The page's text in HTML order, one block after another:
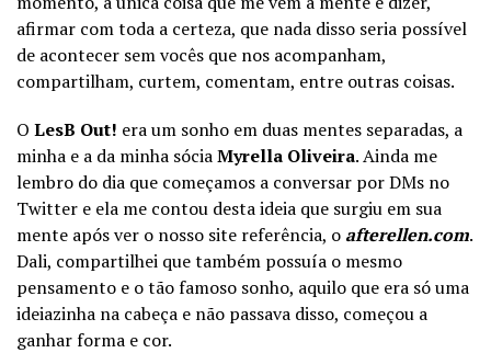
afirmar com toda a certeza, que nada disso seria possível
de acontecer sem vocês que nos acompanham,
compartilham, curtem, comentam, entre outras coisas.
O LesB Out! era um sonho em duas mentes separadas, a
minha e a da minha sóciaMyrella Oliveira. Ainda me
lembro do dia que começamos a conversar por DMs no
Twitter e ela me contou desta ideia que surgiu em sua
mente após ver o nosso site referência, o afterellen.com.
Dali, compartilhei que também possuía o mesmo
pensamento e o tão famoso sonho, aquilo que era só uma
ideiazinha na cabeça e não passava disso, começou a
ganhar forma e cor.